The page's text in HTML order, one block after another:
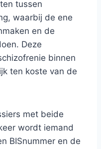
tussen
waarbij de ene
en de
Deze
binnen
ten koste van de
met beide
wordt iemand
BISnummer en de